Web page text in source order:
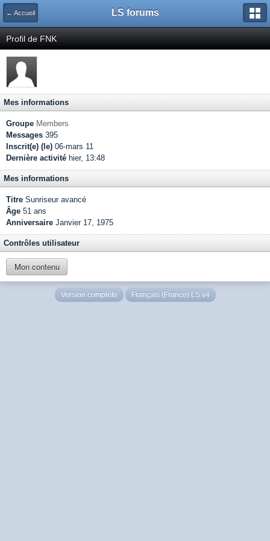
← Accueil LS forums
Profil de FNK
Mes informations
Groupe Members
Messages 395
Inscrit(e) (le) 06-mars 11
Dernière activité hier, 13:48
Mes informations
Titre Sunriseur avancé
Âge 51 ans
Anniversaire Janvier 17, 1975
Contrôles utilisateur
Mon contenu
Version complète Français (France) LS v4